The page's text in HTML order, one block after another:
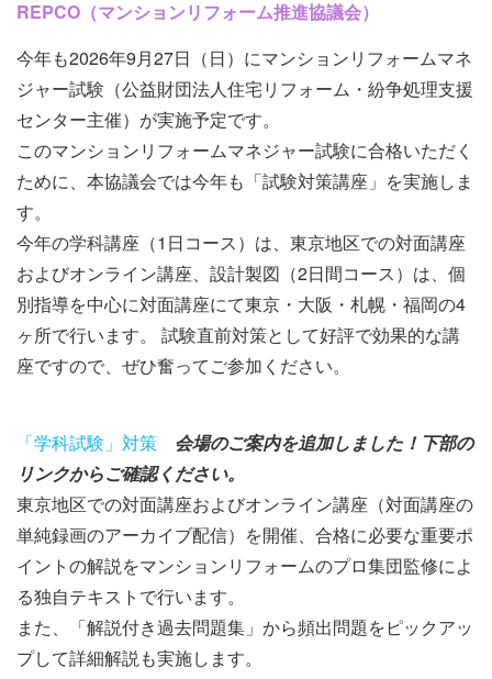
ベ
ン
ト
情
報
REPCO（マンションリフォーム推進協議会）
今年も2026年9月27日（日）にマンションリフォームマネ
ジャー試験（公益財団法人住宅リフォーム・紛争処理支援
センター主催）が実施予定です。
このマンションリフォームマネジャー試験に合格いただく
ために、本協議会では今年も「試験対策講座」を実施しま
す。
今年の学科講座（1日コース）は、東京地区での対面講座
およびオンライン講座、設計製図（2日間コース）は、個
別指導を中心に対面講座にて東京・大阪・札幌・福岡の4
ヶ所で行います。 試験直前対策として好評で効果的な講
座ですので、ぜひ奮ってご参加ください。
「学科試験」対策
会場のご案内を追加しました！下部の
リンクからご確認ください。
東京地区での対面講座およびオンライン講座（対面講座の
単純録画のアーカイブ配信）を開催、合格に必要な重要ポ
イントの解説をマンションリフォームのプロ集団監修によ
る独自テキストで行います。
また、「解説付き過去問題集」から頻出問題をピックアッ
プして詳細解説も実施します。